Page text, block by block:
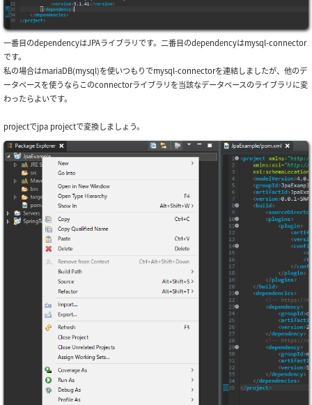
一番目のdependencyはJPAライブラリです。二番目のdependencyはmysql-connector
です。
私の場合はmariaDB(mysql)を使いつもりでmysql-connectorを連結しましたが、他のデ
ータベースを使うならこのconnectorライブラリを当該なデータベースのライブラリに変
わったらよいです。
projectでjpa projectで変換しましょう。